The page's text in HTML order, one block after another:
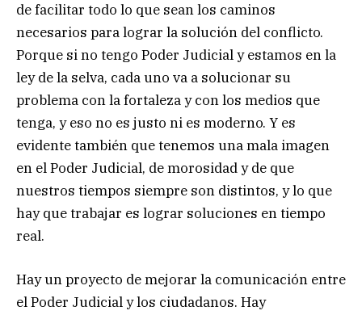
de facilitar todo lo que sean los caminos
necesarios para lograr la solución del conflicto.
Porque si no tengo Poder Judicial y estamos en la
ley de la selva, cada uno va a solucionar su
problema con la fortaleza y con los medios que
tenga, y eso no es justo ni es moderno. Y es
evidente también que tenemos una mala imagen
en el Poder Judicial, de morosidad y de que
nuestros tiempos siempre son distintos, y lo que
hay que trabajar es lograr soluciones en tiempo
real.
Hay un proyecto de mejorar la comunicación entre
el Poder Judicial y los ciudadanos. Hay